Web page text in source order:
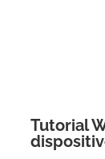
Tutorial